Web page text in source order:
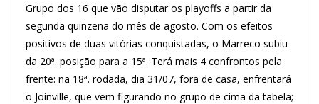
Grupo dos 16 que vão disputar os playoffs a partir da
segunda quinzena do mês de agosto. Com os efeitos
positivos de duas vitórias conquistadas, o Marreco subiu
da 20ª. posição para a 15ª. Terá mais 4 confrontos pela
frente: na 18ª. rodada, dia 31/07, fora de casa, enfrentará
o Joinville, que vem figurando no grupo de cima da tabela;